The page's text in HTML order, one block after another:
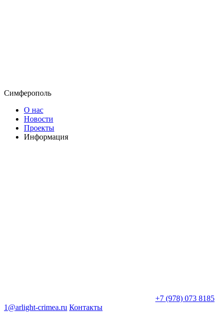
Симферополь
О нас
Новости
Проекты
Информация
+7 (978) 073 8185
1@arlight-crimea.ru Контакты